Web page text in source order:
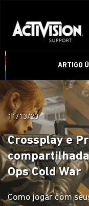
ARTIGO
11/13/20
Crossplay e
Ops Cold War
Como jogar com